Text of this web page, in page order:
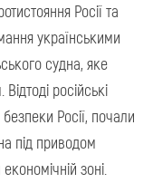
Росії та
українськими
судна, яке
російські
Росії, почали
під приводом
зоні.